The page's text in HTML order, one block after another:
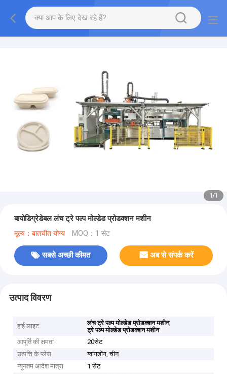
1/1
बायोडिग्रेडेबल लंच ट्रे पल्प मोल्डेड प्रोडक्शन मशीन
मूल्य：बातचीत योग्य MOQ：1 सेट
सबसे अच्छी कीमत अब से संपर्क करें
उत्पाद विवरण
हाई लाइट लंच ट्रे पल्प मोल्डेड प्रोडक्शन मशीन,
ट्रे पल्प मोल्डेड प्रोडक्शन मशीन
आपूर्ति की क्षमता
20सेट
उत्पत्ति के प्लेस
ग्वांगडोंग, चीन
न्यूनतम आदेश मात्रा
1 सेट